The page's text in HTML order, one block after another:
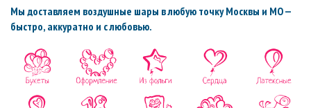
Мы доставляем воздушные шары в любую точку Москвы и МО —
быстро, аккуратно и с любовью.